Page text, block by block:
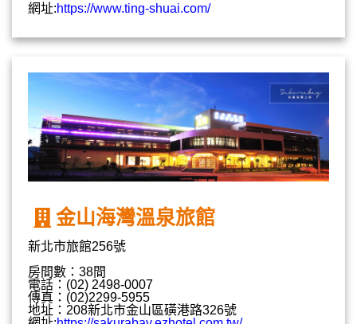
網址:https://www.ting-shuai.com/
金山海灣溫泉旅館
新北市旅館256號
房間數：38間
電話：(02) 2498-0007
傳真：(02)2299-5955
地址：208新北市金山區磺港路326號